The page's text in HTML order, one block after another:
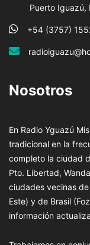
Puerto Iguazú,
+54 (3757)
Nosotros
En Radio Yguazú
tradicional en la
completo la ciudad
Pto. Libertad,
ciudades vecinas
Este) y de Brasil
información